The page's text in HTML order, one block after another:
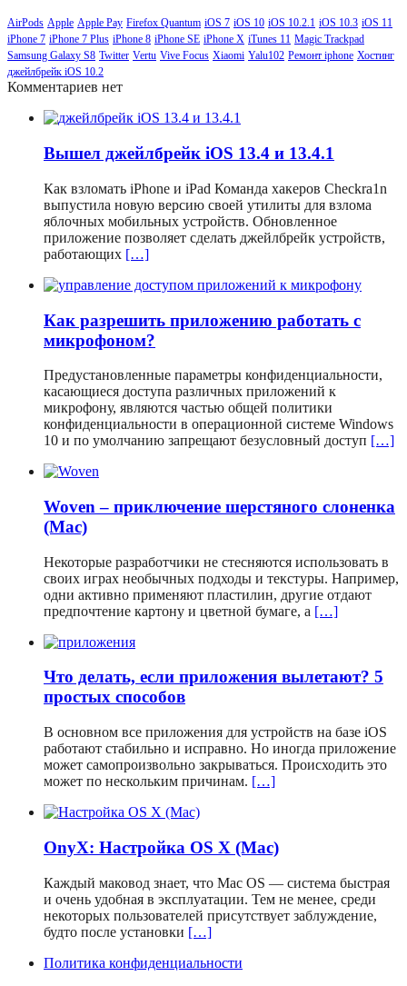
AirPods Apple Apple Pay Firefox Quantum iOS 7 iOS 10 iOS 10.2.1 iOS 10.3 iOS 11
iPhone 7 iPhone 7 Plus iPhone 8 iPhone SE iPhone X iTunes 11 Magic Trackpad
Samsung Galaxy S8 Twitter Vertu Vive Focus Xiaomi Yalu102 Ремонт iphone Хостинг
джейлбрейк iOS 10.2
Комментариев нет
Вышел джейлбрейк iOS 13.4 и 13.4.1
Как взломать iPhone и iPad Команда хакеров Checkra1n
выпустила новую версию своей утилиты для взлома
яблочных мобильных устройств. Обновленное
приложение позволяет сделать джейлбрейк устройств,
работающих […]
Как разрешить приложению работать с
микрофоном?
Предустановленные параметры конфиденциальности,
касающиеся доступа различных приложений к
микрофону, являются частью общей политики
конфиденциальности в операционной системе Windows
10 и по умолчанию запрещают безусловный доступ […]
Woven – приключение шерстяного слоненка
(Mac)
Некоторые разработчики не стесняются использовать в
своих играх необычных подходы и текстуры. Например,
одни активно применяют пластилин, другие отдают
предпочтение картону и цветной бумаге, а […]
Что делать, если приложения вылетают? 5
простых способов
В основном все приложения для устройств на базе iOS
работают стабильно и исправно. Но иногда приложение
может самопроизвольно закрываться. Происходить это
может по нескольким причинам. […]
OnyX: Настройка OS X (Mac)
Каждый маковод знает, что Mac OS — система быстрая
и очень удобная в эксплуатации. Тем не менее, среди
некоторых пользователей присутствует заблуждение,
будто после установки […]
Политика конфиденциальности